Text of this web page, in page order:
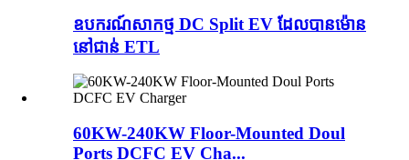
ឧបករណ៍សាកថ្ម DC Split EV ដែលបានម៉ោន
នៅជាន់ ETL
60KW-240KW Floor-Mounted Doul
Ports DCFC EV Cha...